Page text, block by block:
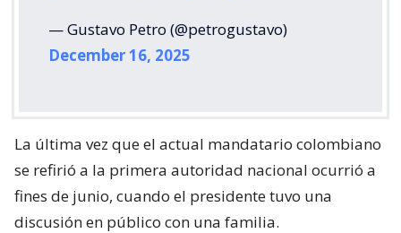
— Gustavo Petro (@petrogustavo)
December 16, 2025
La última vez que el actual mandatario colombiano
se refirió a la primera autoridad nacional ocurrió a
fines de junio, cuando el presidente tuvo una
discusión en público con una familia.